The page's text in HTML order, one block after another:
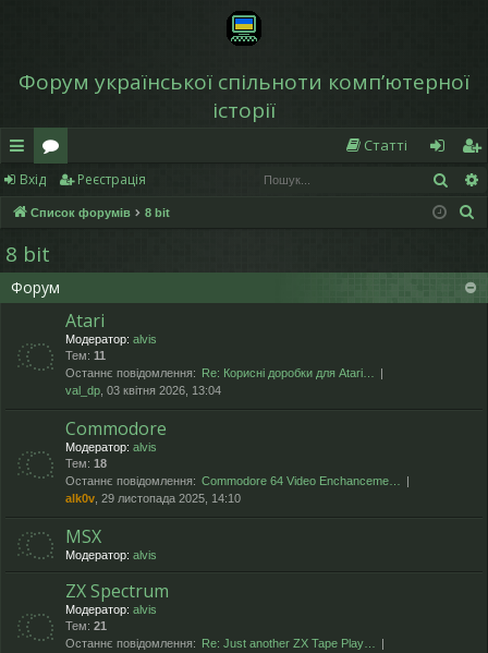
Форум української спільноти компʼютерної
історії
в
и
дк
и
о
ру
м
и
Статті
хі
д
еє
ст
а
Вхід Реєстрація
Список форумів 8 bit
8 bit
Форум
Atari
Модератор: alvis
Тем: 11
Останнє повідомлення: Re: Корисні доробки для Atari…
val_dp , 03 квітня 2026, 13:04
Commodore
Модератор: alvis
Тем: 18
Останнє повідомлення: Commodore 64 Video Enchanceme…
alk0v , 29 листопада 2025, 14:10
MSX
Модератор: alvis
ZX Spectrum
Модератор: alvis
Тем: 21
Останнє повідомлення: Re: Just another ZX Tape Play…